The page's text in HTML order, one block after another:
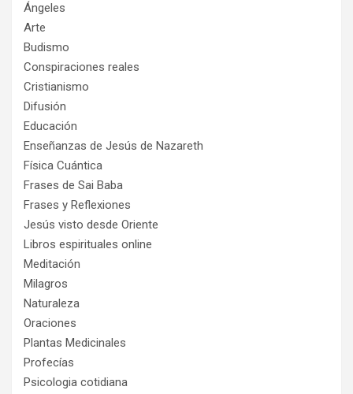
Ángeles
Arte
Budismo
Conspiraciones reales
Cristianismo
Difusión
Educación
Enseñanzas de Jesús de Nazareth
Física Cuántica
Frases de Sai Baba
Frases y Reflexiones
Jesús visto desde Oriente
Libros espirituales online
Meditación
Milagros
Naturaleza
Oraciones
Plantas Medicinales
Profecías
Psicologia cotidiana